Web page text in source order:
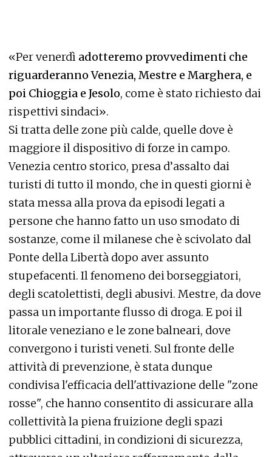
«Per venerdì adotteremo provvedimenti che
riguarderanno Venezia, Mestre e Marghera, e
poi Chioggia e Jesolo, come è stato richiesto dai
rispettivi sindaci».
Si tratta delle zone più calde, quelle dove è
maggiore il dispositivo di forze in campo.
Venezia centro storico, presa d’assalto dai
turisti di tutto il mondo, che in questi giorni è
stata messa alla prova da episodi legati a
persone che hanno fatto un uso smodato di
sostanze, come il milanese che è scivolato dal
Ponte della Libertà dopo aver assunto
stupefacenti. Il fenomeno dei borseggiatori,
degli scatolettisti, degli abusivi. Mestre, da dove
passa un importante flusso di droga. E poi il
litorale veneziano e le zone balneari, dove
convergono i turisti veneti. Sul fronte delle
attività di prevenzione, è stata dunque
condivisa l'efficacia dell'attivazione delle "zone
rosse", che hanno consentito di assicurare alla
collettività la piena fruizione degli spazi
pubblici cittadini, in condizioni di sicurezza,